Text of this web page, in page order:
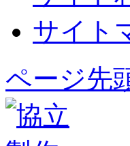
サイト
ページ先